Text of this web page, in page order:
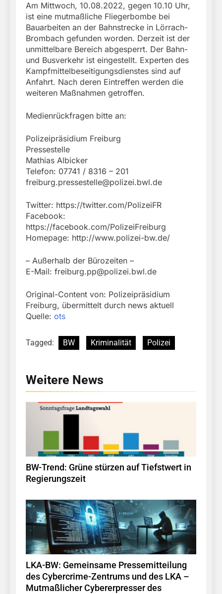
Am Mittwoch, 10.08.2022, gegen 10.10 Uhr,
ist eine mutmaßliche Fliegerbombe bei
Bauarbeiten an der Bahnstrecke in Lörrach-
Brombach gefunden worden. Derzeit ist der
unmittelbare Bereich abgesperrt. Der Bahn-
und Busverkehr ist eingestellt. Experten des
Kampfmittelbeseitigungsdienstes sind auf
Anfahrt. Nach deren Eintreffen werden die
weiteren Maßnahmen getroffen.
Medienrückfragen bitte an:
Polizeipräsidium Freiburg
Pressestelle
Mathias Albicker
Telefon: 07741 / 8316 – 201
freiburg.pressestelle@polizei.bwl.de
Twitter: https://twitter.com/PolizeiFR
Facebook:
https://facebook.com/PolizeiFreiburg
Homepage: http://www.polizei-bw.de/
– Außerhalb der Bürozeiten –
E-Mail: freiburg.pp@polizei.bwl.de
Original-Content von: Polizeipräsidium
Freiburg, übermittelt durch news aktuell
Quelle: ots
Tagged: BW Kriminalität Polizei
Weitere News
BW-Trend: Grüne stürzen auf Tiefstwert in
Regierungszeit
LKA-BW: Gemeinsame Pressemitteilung
des Cybercrime-Zentrums und des LKA –
Mutmaßlicher Cybererpresser des